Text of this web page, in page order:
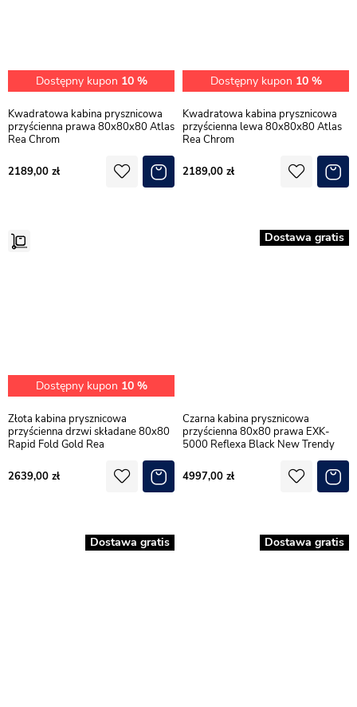
Dostępny kupon 10 %
Kwadratowa kabina prysznicowa
przyścienna prawa 80x80x80 Atlas
Rea Chrom
2189,00
Dostępny kupon 10 %
Kwadratowa kabina prysznicowa
przyścienna lewa 80x80x80 Atlas
Rea Chrom
2189,00
Dostępny kupon 10 %
Złota kabina prysznicowa
przyścienna drzwi składane 80x80
Rapid Fold Gold Rea
2639,00
Czarna kabina prysznicowa
przyścienna 80x80 prawa EXK-
5000 Reflexa Black New Trendy
4997,00
Dostawa gratis
Dostawa gratis Dostawa gratis